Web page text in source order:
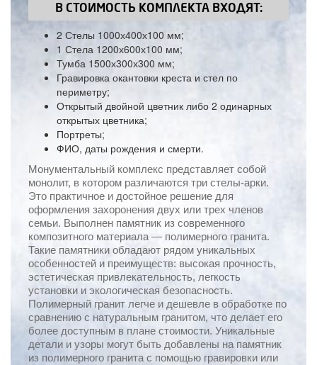
В СТОИМОСТЬ КОМПЛЕКТА ВХОДЯТ:
2 Стелы 1000х400х100 мм;
1 Стела 1200х600х100 мм;
Тумба 1500х300х300 мм;
Гравировка окантовки креста и стел по
периметру;
Открытый двойной цветник либо 2 одинарных
открытых цветника;
Портреты;
ФИО, даты рождения и смерти.
Монументальный комплекс представляет собой
монолит, в котором различаются три стелы-арки.
Это практичное и достойное решение для
оформления захоронения двух или трех членов
семьи. Выполнен памятник из современного
композитного материала — полимерного гранита.
Такие памятники обладают рядом уникальных
особенностей и преимуществ: высокая прочность,
эстетическая привлекательность, легкость
установки и экологическая безопасность.
Полимерный гранит легче и дешевле в обработке по
сравнению с натуральным гранитом, что делает его
более доступным в плане стоимости. Уникальные
детали и узоры могут быть добавлены на памятник
из полимерного гранита с помощью гравировки или